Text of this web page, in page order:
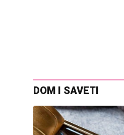
DOM I SAVETI